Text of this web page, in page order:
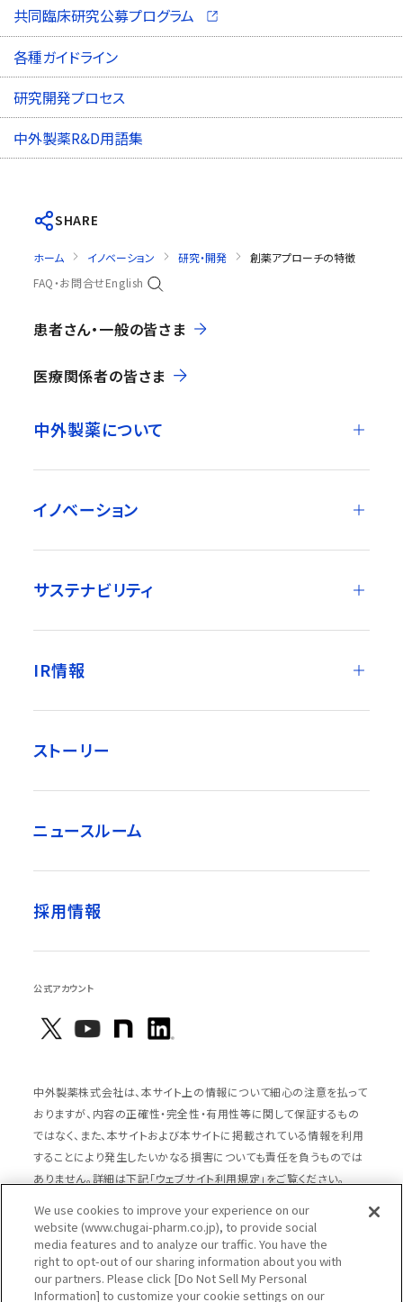
共同臨床研究公募プログラム
（別ウィンドウで開く）
各種ガイドライン
研究開発プロセス
中外製薬R&D用語集
SHARE
ホーム イノベーション 研究・開発
創薬アプローチの特徴
FAQ・お問合せEnglish
患者さん・一般の皆さま
医療関係者の皆さま
中外製薬について
イノベーション
サステナビリティ
IR情報
ストーリー
ニュースルーム
採用情報
公式アカウント
中外製薬株式会社は、本サイト上の情報について細心の注意を払って
おりますが、内容の正確性・完全性・有用性等に関して保証するもの
ではなく、また、本サイトおよび本サイトに掲載されている情報を利用
することにより発生したいかなる損害についても責任を負うものでは
ありません。詳細は下記「ウェブサイト利用規定」をご覧ください。
サイトマップ
ウェブサイト利用規定
個人情報の取扱いのご案内
ソーシャルメディアポリシー
推奨閲覧環境
ウェブアクセシビリティ対応
We use cookies to improve your experience on our
website (www.chugai-pharm.co.jp), to provide social
media features and to analyze our traffic. You have the
right to opt-out of our sharing information about you with
our partners. Please click [Do Not Sell My Personal
Information] to customize your cookie settings on our